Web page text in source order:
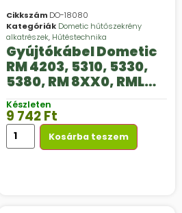
Cikkszám DO-18080
Kategóriák Dometic hűtőszekrény
alkatrészek, Hűtéstechnika
Gyújtókábel Dometic
RM 4203, 5310, 5330,
5380, RM 8XX0, RML
8XX0, RMS 8XX0
hűtőszekrényekhez
Készleten
9 742Ft
Kosárba teszem